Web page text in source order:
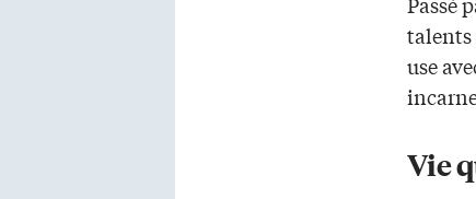
talents
use
Vie